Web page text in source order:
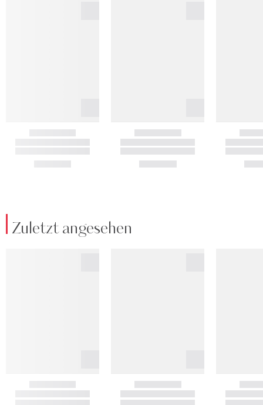
Zuletzt angesehen